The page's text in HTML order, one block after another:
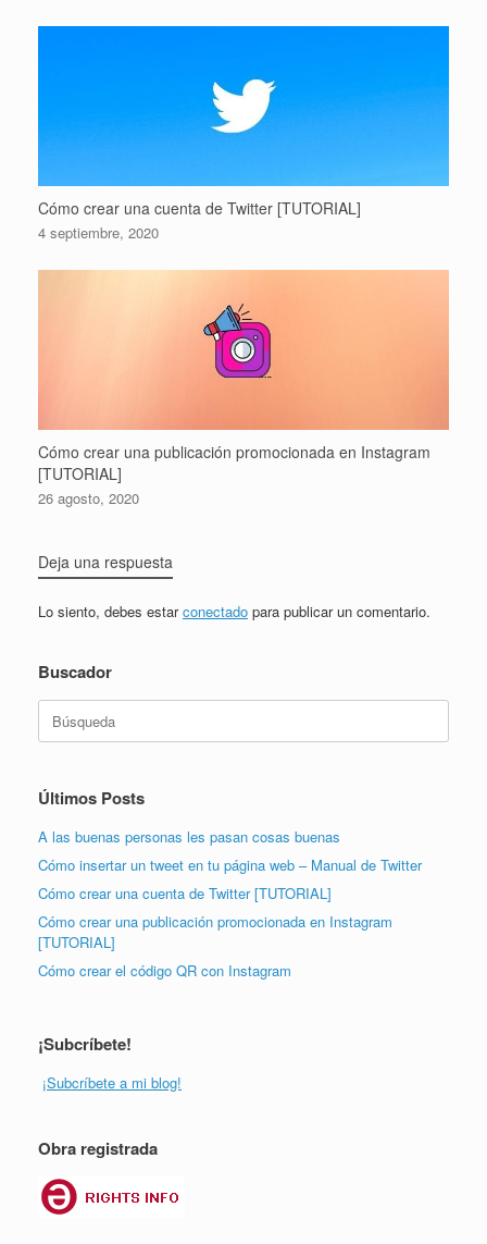
Cómo crear una cuenta de Twitter [TUTORIAL]
4 septiembre, 2020
Cómo crear una publicación promocionada en Instagram
[TUTORIAL]
26 agosto, 2020
Deja una respuesta
Lo siento, debes estarconectado para publicar un comentario.
Buscador
Buscar:
Últimos Posts
A las buenas personas les pasan cosas buenas
Cómo insertar un tweet en tu página web – Manual de Twitter
Cómo crear una cuenta de Twitter [TUTORIAL]
Cómo crear una publicación promocionada en Instagram
[TUTORIAL]
Cómo crear el código QR con Instagram
¡Subcríbete!
¡Subcríbete a mi blog!
Obra registrada